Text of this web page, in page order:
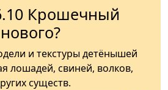
Крошечный
и текстуры детёнышей
лошадей, свиней, волков,
существ.